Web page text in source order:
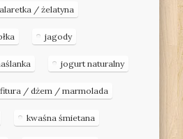
/ żelatyna
jagody
jogurt naturalny
/ dżem / marmolada
kwaśna śmietana